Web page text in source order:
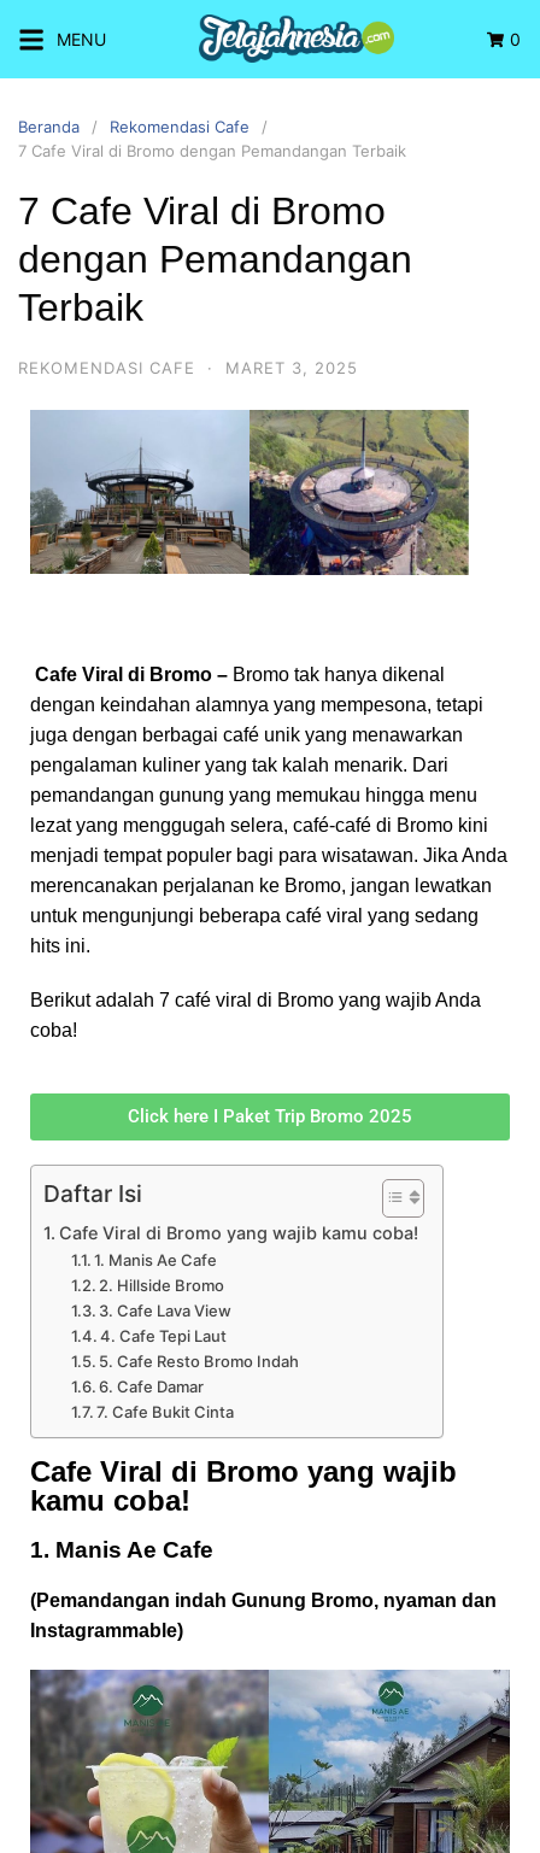
MENU 0
Beranda
Rekomendasi Cafe
7 Cafe Viral di Bromo dengan Pemandangan Terbaik
7 Cafe Viral di Bromo
dengan Pemandangan
Terbaik
REKOMENDASI CAFE · MARET 3, 2025
Cafe Viral di Bromo – Bromo tak hanya dikenal
dengan keindahan alamnya yang mempesona, tetapi
juga dengan berbagai café unik yang menawarkan
pengalaman kuliner yang tak kalah menarik. Dari
pemandangan gunung yang memukau hingga menu
lezat yang menggugah selera, café-café di Bromo kini
menjadi tempat populer bagi para wisatawan. Jika Anda
merencanakan perjalanan ke Bromo, jangan lewatkan
untuk mengunjungi beberapa café viral yang sedang
hits ini.
Berikut adalah 7 café viral di Bromo yang wajib Anda
coba!
Click here I Paket Trip Bromo 2025
Daftar Isi
Cafe Viral di Bromo yang wajib kamu coba!
1. Manis Ae Cafe
2. Hillside Bromo
3. Cafe Lava View
4. Cafe Tepi Laut
5. Cafe Resto Bromo Indah
6. Cafe Damar
7. Cafe Bukit Cinta
Cafe Viral di Bromo yang wajib
kamu coba!
1. Manis Ae Cafe
(Pemandangan indah Gunung Bromo, nyaman dan
Instagrammable)